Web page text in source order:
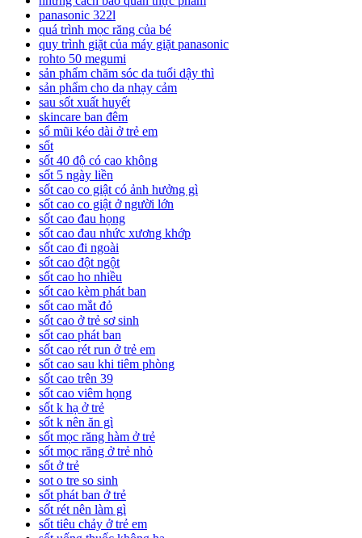
panasonic 322l
quá trình mọc răng của bé
quy trình giặt của máy giặt panasonic
rohto 50 megumi
sản phẩm chăm sóc da tuổi dậy thì
sản phẩm cho da nhạy cảm
sau sốt xuất huyết
skincare ban đêm
sổ mũi kéo dài ở trẻ em
sốt
sốt 40 độ có cao không
sốt 5 ngày liền
sốt cao co giật có ảnh hưởng gì
sốt cao co giật ở người lớn
sốt cao đau họng
sốt cao đau nhức xương khớp
sốt cao đi ngoài
sốt cao đột ngột
sốt cao ho nhiều
sốt cao kèm phát ban
sốt cao mắt đỏ
sốt cao ở trẻ sơ sinh
sốt cao phát ban
sốt cao rét run ở trẻ em
sốt cao sau khi tiêm phòng
sốt cao trên 39
sốt cao viêm họng
sốt k hạ ở trẻ
sốt k nên ăn gì
sốt mọc răng hàm ở trẻ
sốt mọc răng ở trẻ nhỏ
sốt ở trẻ
sot o tre so sinh
sốt phát ban ở trẻ
sốt rét nên làm gì
sốt tiêu chảy ở trẻ em